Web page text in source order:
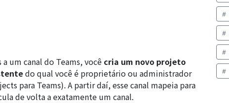
um canal do Teams, você cria um novo projeto
do qual você é proprietário ou administrador
para Teams). A partir daí, esse canal mapeia para
de volta a exatamente um canal.